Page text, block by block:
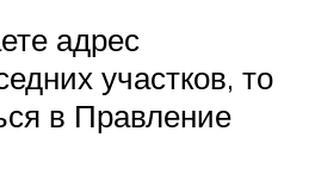
адрес
участков, то
в Правление